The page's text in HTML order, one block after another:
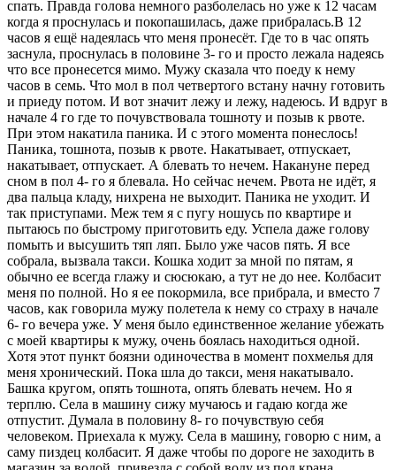
спать. Правда голова немного разболелась но уже к 12 часам
когда я проснулась и покопашилась, даже прибралась.В 12
часов я ещё надеялась что меня пронесёт. Где то в час опять
заснула, проснулась в половине 3- го и просто лежала надеясь
что все пронесется мимо. Мужу сказала что поеду к нему
часов в семь. Что мол в пол четвертого встану начну готовить
и приеду потом. И вот значит лежу и лежу, надеюсь. И вдруг в
начале 4 го где то почувствовала тошноту и позыв к рвоте.
При этом накатила паника. И с этого момента понеслось!
Паника, тошнота, позыв к рвоте. Накатывает, отпускает,
накатывает, отпускает. А блевать то нечем. Накануне перед
сном в пол 4- го я блевала. Но сейчас нечем. Рвота не идёт, я
два пальца кладу, нихрена не выходит. Паника не уходит. И
так приступами. Меж тем я с пугу ношусь по квартире и
пытаюсь по быстрому приготовить еду. Успела даже голову
помыть и высушить тяп ляп. Было уже часов пять. Я все
собрала, вызвала такси. Кошка ходит за мной по пятам, я
обычно ее всегда глажу и сюсюкаю, а тут не до нее. Колбасит
меня по полной. Но я ее покормила, все прибрала, и вместо 7
часов, как говорила мужу полетела к нему со страху в начале
6- го вечера уже. У меня было единственное желание убежать
с моей квартиры к мужу, очень боялась находиться одной.
Хотя этот пункт боязни одиночества в момент похмелья для
меня хронический. Пока шла до такси, меня накатывало.
Башка кругом, опять тошнота, опять блевать нечем. Но я
терплю. Села в машину сижу мучаюсь и гадаю когда же
отпустит. Думала в половину 8- го почувствую себя
человеком. Приехала к мужу. Села в машину, говорю с ним, а
саму пиздец колбасит. Я даже чтобы по дороге не заходить в